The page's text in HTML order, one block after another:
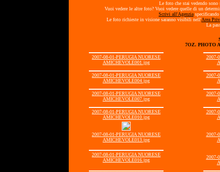
Le foto che stai vedendo
Vuoi vedere le altre foto? Vuoi vedere quelle di un
Scrivi all'Agenzia
Le foto richieste in visione saranno visibili nell'Area
La
7OZ. PHOTO
2007-08-01-PERUGIA NUORESE
AMICHEVOLE001.jpg
2007-
2007-08-01-PERUGIA NUORESE
AMICHEVOLE004.jpg
2007-
2007-08-01-PERUGIA NUORESE
AMICHEVOLE007.jpg
2007-
2007-08-01-PERUGIA NUORESE
AMICHEVOLE010.jpg
2007-
2007-08-01-PERUGIA NUORESE
AMICHEVOLE013.jpg
2007-
2007-08-01-PERUGIA NUORESE
AMICHEVOLE016.jpg
2007-